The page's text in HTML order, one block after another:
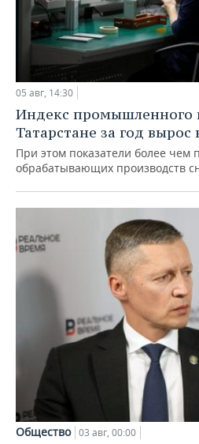
05 авг, 14:30
Индекс промышленного
Татарстане за год вырос
При этом показатели более чем
обрабатывающих производств
Общество 03 авг, 00:00